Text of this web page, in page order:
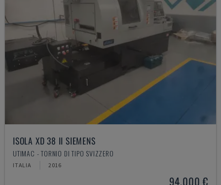
ISOLA XD 38 II SIEMENS
UTIMAC - TORNIO DI TIPO SVIZZERO
ITALIA 2016
94.000 €